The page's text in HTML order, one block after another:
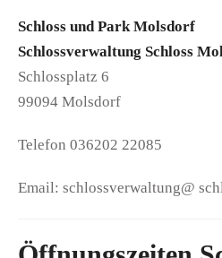
Schloss und Park Molsdorf
Schlossverwaltung Schloss
Schlossplatz 6
99094 Molsdorf
Telefon 036202 22085
Email: schlossverwaltung@